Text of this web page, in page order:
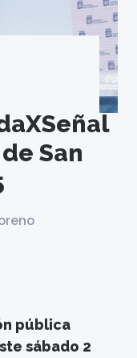
San
pública
sábado 2